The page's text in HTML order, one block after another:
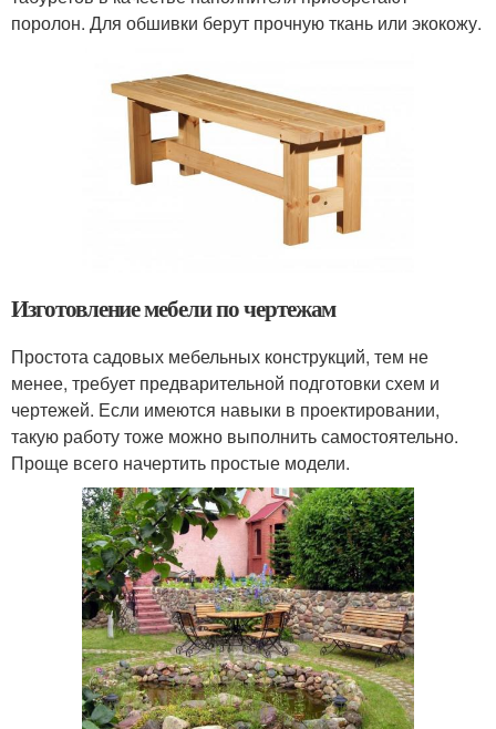
поролон. Для обшивки берут прочную ткань или экокожу.
Изготовление мебели по чертежам
Простота садовых мебельных конструкций, тем не
менее, требует предварительной подготовки схем и
чертежей. Если имеются навыки в проектировании,
такую работу тоже можно выполнить самостоятельно.
Проще всего начертить простые модели.